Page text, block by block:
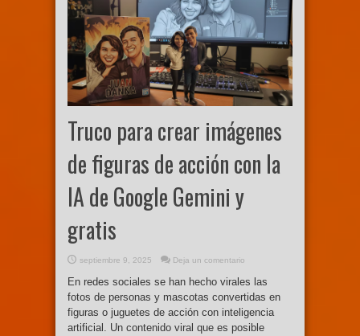
Truco para crear imágenes
de figuras de acción con la
IA de Google Gemini y
gratis
septiembre 9, 2025 Deja un comentario
En redes sociales se han hecho virales las
fotos de personas y mascotas convertidas en
figuras o juguetes de acción con inteligencia
artificial. Un contenido viral que es posible